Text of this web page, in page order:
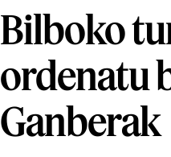
Bilboko
ordenatu
Ganberak